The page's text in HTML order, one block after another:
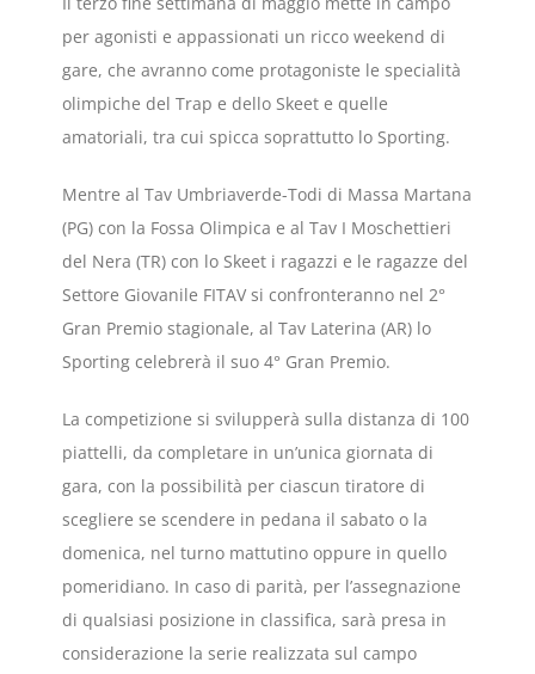
per agonisti e appassionati un ricco weekend di
gare, che avranno come protagoniste le specialità
olimpiche del Trap e dello Skeet e quelle
amatoriali, tra cui spicca soprattutto lo Sporting.
Mentre al Tav Umbriaverde-Todi di Massa Martana
(PG) con la Fossa Olimpica e al Tav I Moschettieri
del Nera (TR) con lo Skeet i ragazzi e le ragazze del
Settore Giovanile FITAV si confronteranno nel 2°
Gran Premio stagionale, al Tav Laterina (AR) lo
Sporting celebrerà il suo 4° Gran Premio.
La competizione si svilupperà sulla distanza di 100
piattelli, da completare in un’unica giornata di
gara, con la possibilità per ciascun tiratore di
scegliere se scendere in pedana il sabato o la
domenica, nel turno mattutino oppure in quello
pomeridiano. In caso di parità, per l’assegnazione
di qualsiasi posizione in classifica, sarà presa in
considerazione la serie realizzata sul campo